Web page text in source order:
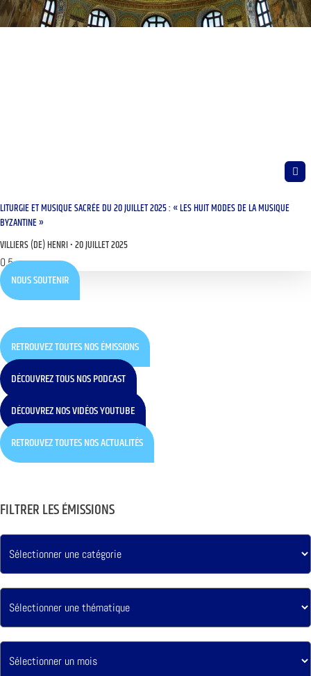
LITURGIE ET MUSIQUE SACRÉE DU 20 JUILLET 2025 : « LES HUIT MODES DE LA MUSIQUE
BYZANTINE »
VILLIERS (DE) HENRI 20 JUILLET 2025
NOUS SOUTENIR
RETROUVEZ TOUTES NOS ÉMISSIONS
DÉCOUVREZ TOUS NOS PODCAST
DÉCOUVREZ NOS VIDÉOS YOUTUBE
RETROUVEZ TOUTES NOS ACTUALITÉS
FILTRER LES ÉMISSIONS